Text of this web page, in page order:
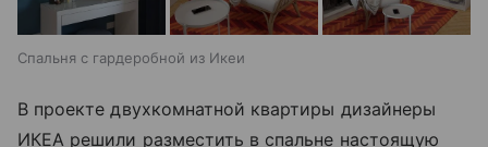
Спальня с гардеробной из Икеи
В проекте двухкомнатной квартиры дизайнеры
ИКЕА решили разместить в спальне настоящую